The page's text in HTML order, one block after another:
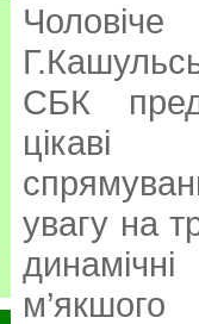
СБК
цікаві
увагу на